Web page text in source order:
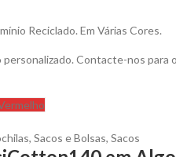
Reciclado. Em Várias Cores.
Contacte-nos
Sacos e Bolsas, Sacos